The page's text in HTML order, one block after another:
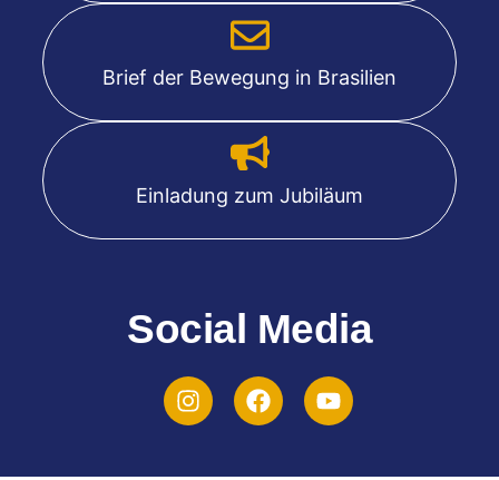
Brief der Bewegung in Brasilien
Einladung zum Jubiläum
Social Media